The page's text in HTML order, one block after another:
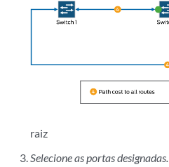
raiz
Selecione as portas designadas.